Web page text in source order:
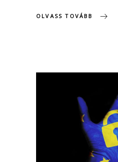
OLVASS TOVÁBB